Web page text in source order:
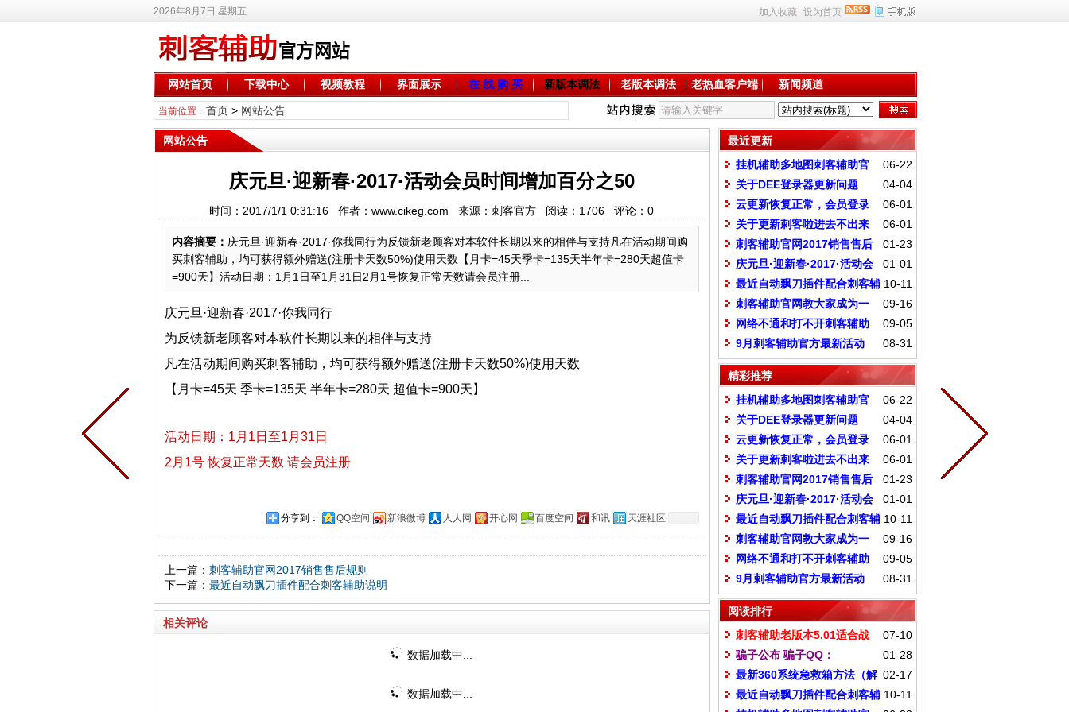
2026年8月7日 星期五 加入收藏 设为首页
网站首页 下载中心 视频教程 界面展示 在 线 购 买 新版本调法 老版本调法 老热血客户端 新闻频道
当前位置： 首页> 网站公告
网站公告
庆元旦·迎新春·2017·活动会员时间增加百分之50
时间：2017/1/1 0:31:16 作者：www.cikeg.com 来源：刺客官方 阅读： 1706 评论： 0
内容摘要： 庆元旦·迎新春·2017·你我同行为反馈新老顾客对本软件长期以来的相伴与支持凡在活动期间购
买刺客辅助，均可获得额外赠送(注册卡天数50%)使用天数【月卡=45天季卡=135天半年卡=280天超值卡
=900天】活动日期：1月1日至1月31日2月1号恢复正常天数请会员注册...
庆元旦·迎新春·2017·你我同行
为反馈新老顾客对本软件长期以来的相伴与支持
凡在活动期间购买刺客辅助，均可获得额外赠送(注册卡天数50%)使用天数
【月卡=45天 季卡=135天 半年卡=280天 超值卡=900天】
活动日期：1月1日至1月31日
2月1号 恢复正常天数 请会员注册
分享到： QQ空间 新浪微博 人人网 开心网 百度空间 和讯 天涯社区
上一篇： 刺客辅助官网2017销售售后规则
下一篇： 最近自动飘刀插件配合刺客辅助说明
相关评论
数据加载中...
数据加载中...
最近更新
06-22
挂机辅助多地图刺客辅助官
网专业制作脚本
04-04
关于DEE登录器更新问题
06-01
云更新恢复正常，会员登录
刺客点击更新就可以了
06-01
关于更新刺客啦进去不出来
登录器处理办法
01-23
刺客辅助官网2017销售售后
规则
01-01
庆元旦·迎新春·2017·活动会
员时间增加百分之50
10-11
最近自动飘刀插件配合刺客辅
助说明
09-16
刺客辅助官网教大家成为一
个高手
09-05
网络不通和打不开刺客辅助
解决办法
08-31
9月刺客辅助官方最新活动
精彩推荐
06-22
挂机辅助多地图刺客辅助官
网专业制作脚本
04-04
关于DEE登录器更新问题
06-01
云更新恢复正常，会员登录
刺客点击更新就可以了
06-01
关于更新刺客啦进去不出来
登录器处理办法
01-23
刺客辅助官网2017销售售后
规则
01-01
庆元旦·迎新春·2017·活动会
员时间增加百分之50
10-11
最近自动飘刀插件配合刺客辅
助说明
09-16
刺客辅助官网教大家成为一
个高手
09-05
网络不通和打不开刺客辅助
解决办法
08-31
9月刺客辅助官方最新活动
阅读排行
07-10
刺客辅助老版本5.01适合战
士（出刀猛，刷刷的）
01-28
骗子公布 骗子QQ：
210288557 官方销售-小琦
02-17
最新360系统急救箱方法（解
决打不开刺客辅助和官网的问题）
10-11
最近自动飘刀插件配合刺客辅